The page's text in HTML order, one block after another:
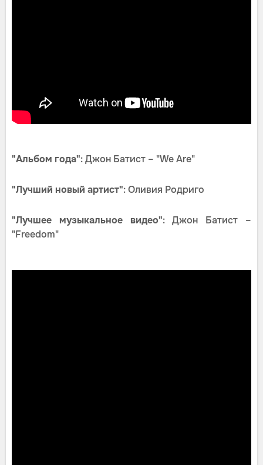
"Альбом года": Джон Батист – "We Are"
"Лучший новый артист": Оливия Родриго
"Лучшее музыкальное видео": Джон Батист –
"Freedom"